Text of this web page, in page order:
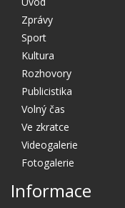
Zprávy
Sport
Kultura
Rozhovory
Publicistika
Volný čas
Ve zkratce
Videogalerie
Fotogalerie
Informace